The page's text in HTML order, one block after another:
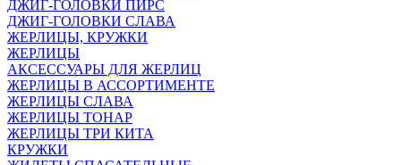
ДЖИГ-ГОЛОВКИ ПИРС
ДЖИГ-ГОЛОВКИ СЛАВА
ЖЕРЛИЦЫ, КРУЖКИ
ЖЕРЛИЦЫ
АКСЕССУАРЫ ДЛЯ ЖЕРЛИЦ
ЖЕРЛИЦЫ В АССОРТИМЕНТЕ
ЖЕРЛИЦЫ СЛАВА
ЖЕРЛИЦЫ ТОНАР
ЖЕРЛИЦЫ ТРИ КИТА
КРУЖКИ